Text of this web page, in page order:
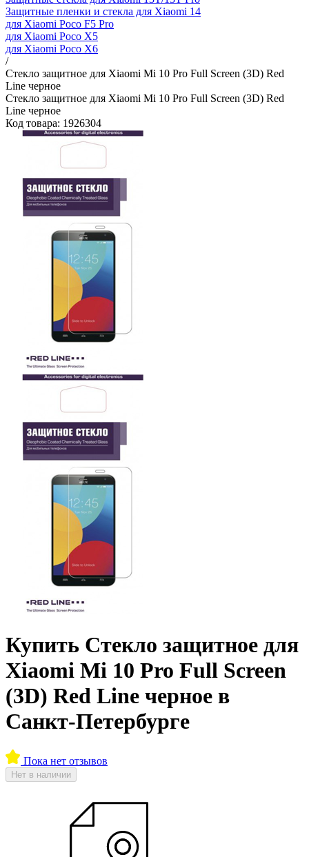
Защитные пленки и стекла для Xiaomi 14
для Xiaomi Poco F5 Pro
для Xiaomi Poco X5
для Xiaomi Poco X6
/
Стекло защитное для Xiaomi Mi 10 Pro Full Screen (3D) Red
Line черное
Стекло защитное для Xiaomi Mi 10 Pro Full Screen (3D) Red
Line черное
Код товара: 1926304
Купить Стекло защитное для
Xiaomi Mi 10 Pro Full Screen
(3D) Red Line черное в
Санкт-Петербурге
Пока нет отзывов
Нет в наличии